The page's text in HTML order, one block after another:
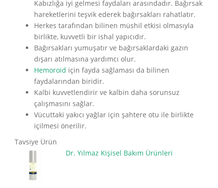
Kabızlığa iyi gelmesi faydaları arasındadır. Bağırsak
hareketlerini teşvik ederek bağırsakları rahatlatır.
Herkes tarafından bilinen müshil etkisi olmasıyla
birlikte, kuvvetli bir ishal yapıcıdır.
Bağırsakları yumuşatır ve bağırsaklardaki gazın
dışarı atılmasına yardımcı olur.
Hemoroid için fayda sağlaması da bilinen
faydalarından biridir.
Kalbi kuvvetlendirir ve kalbin daha sorunsuz
çalışmasını sağlar.
Vücuttaki yakıcı yağlar için şahtere otu ile birlikte
içilmesi önerilir.
Tavsiye Ürün
Dr. Yılmaz Kişisel Bakım Ürünleri